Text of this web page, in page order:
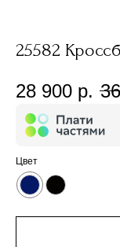
25582
28 900 р.
Цвет